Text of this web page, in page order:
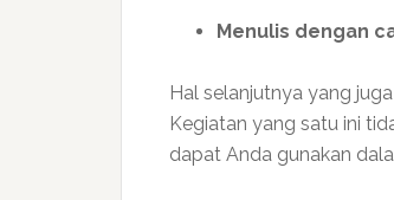
Menulis dengan
Hal selanjutnya yang
Kegiatan yang satu ini
dapat Anda gunakan